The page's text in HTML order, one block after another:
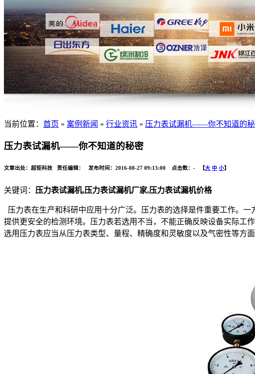
当前位置： 首页 » 案例新闻 » 行业资讯 » 压力表试漏机——你不知道的
压力表试漏机——你不知道的秘密
文章出处：超钜科技 责任编辑： 发布时间：2016-08-27 09:13:00 点击数： - 【大 中 小】
关键词： 压力表试漏机,压力表试漏机厂家,压力表试漏机价格
压力表在生产和科研中应用十分广泛。压力表的选择是件重要工作。
提供更安全的检测环境。压力表若选用不当，不能正确反映设备实际工
选用压力表应当从压力表类型、量程、精确度和灵敏度以及气密性等方面